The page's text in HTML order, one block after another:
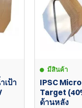
เป้า
มีสินค้า
IPSC
Target
ด้านหลัง